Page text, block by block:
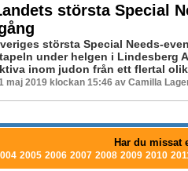
största Special
största Special Needs-
under helgen i Lindesberg
inom judon från ett flertal
maj 2019 klockan 15:46 av Camilla
Har du missat
2005 2006 2007 2008 2009 2010